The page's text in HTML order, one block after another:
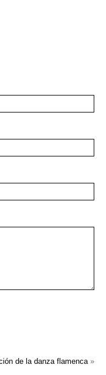
de la danza flamenca »